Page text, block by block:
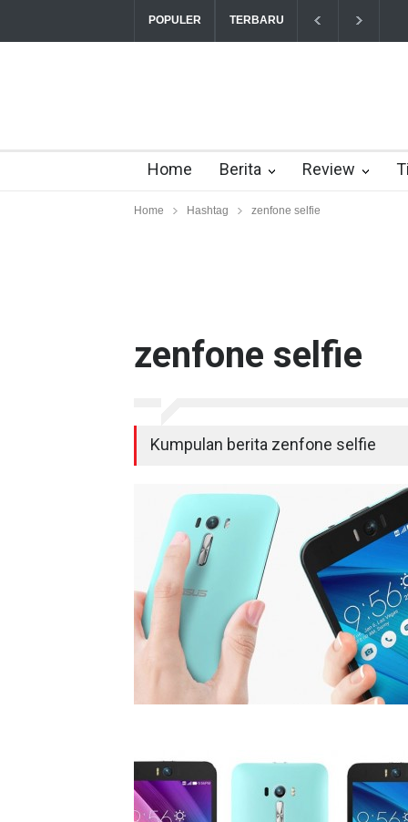
POPULER TERBARU
“Triump Over Pain” sudah hadir
Home Berita Review
Home Hashtag zenfone selfie
zenfone selfie
Kumpulan berita zenfone selfie